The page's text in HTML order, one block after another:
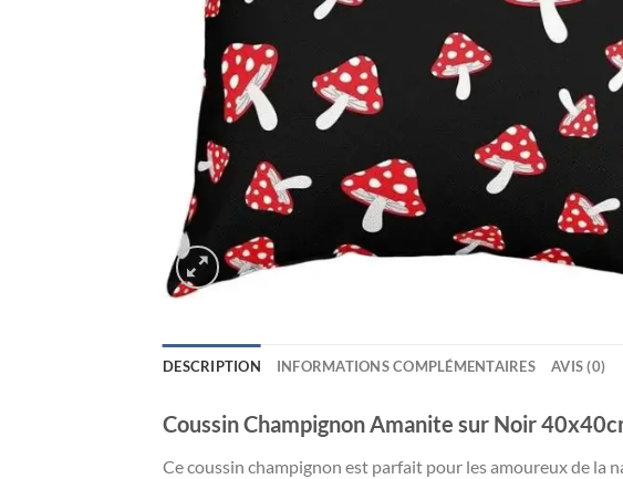
DESCRIPTION INFORMATIONS COMPLÉMENTAIRES AVIS (0)
Coussin Champignon Amanite sur Noir
Ce coussin champignon est parfait pour les amoureux de la